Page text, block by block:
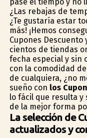
¿Las rebajas de
¿Te gustaría estar
más! ¡Hemos
Cupones Descuento
cientos de tiendas
fecha especial y sin
con la comodidad
de cualquiera, ¿no
sueño con los
lo fácil que resulta
de la mejor forma
La selección de
actualizados y